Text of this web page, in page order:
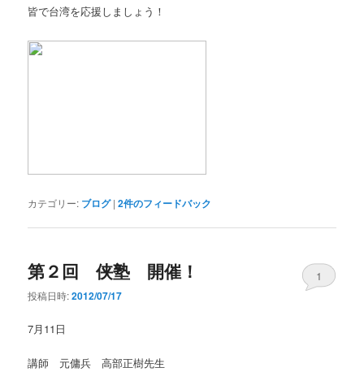
皆で台湾を応援しましょう！
カテゴリー: ブログ |2件のフィードバック
第２回 侠塾 開催！
投稿日時:2012/07/17
1
7月11日
講師 元傭兵 高部正樹先生